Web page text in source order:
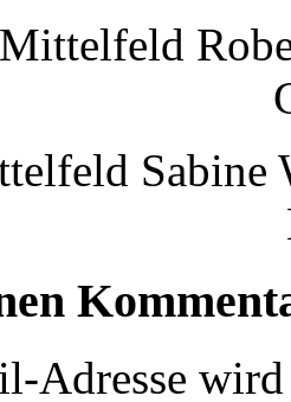
Sabine
Adresse